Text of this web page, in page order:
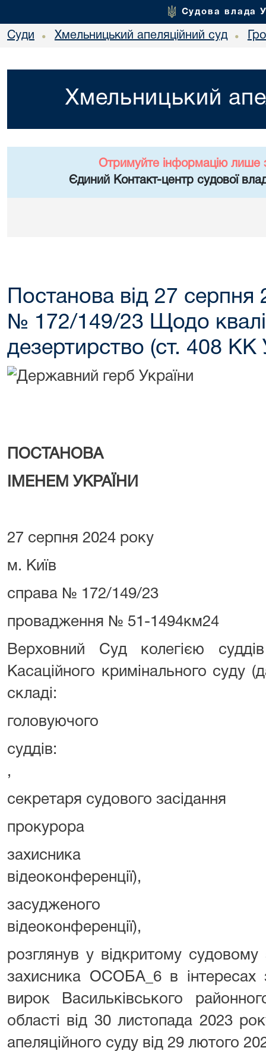
Судова влада
Суди • Хмельницький апеляційний суд •
Хмельницький
Отримуйте інформацію лише
Єдиний Контакт-центр судової
Постанова від 27 серпня
№ 172/149/23 Щодо
дезертирство (ст. 408 КК
ПОСТАНОВА
ІМЕНЕМ УКРАЇНИ
27 серпня 2024 року
м. Київ
справа № 172/149/23
провадження № 51-1494км24
Верховний Суд колегією
Касаційного кримінального суду
складі:
головуючого
суддів:
,
секретаря судового
прокурора
захисника
відеоконференції),
засудженого
відеоконференції),
розглянув у відкритому судовому
захисника ОСОБА_6 в
вирок Васильківського
області від 30 листопада 2023
апеляційного суду від 29 лютого